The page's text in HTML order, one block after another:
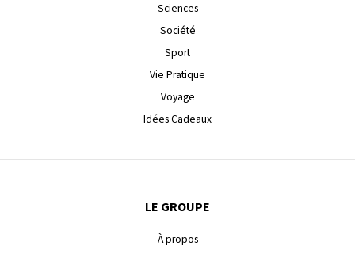
Sciences
Société
Sport
Vie Pratique
Voyage
Idées Cadeaux
LE GROUPE
À propos